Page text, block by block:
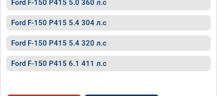
Ford F-150 P415 5.0 360 л.с
Ford F-150 P415 5.4 304 л.с
Ford F-150 P415 5.4 320 л.с
Ford F-150 P415 6.1 411 л.с